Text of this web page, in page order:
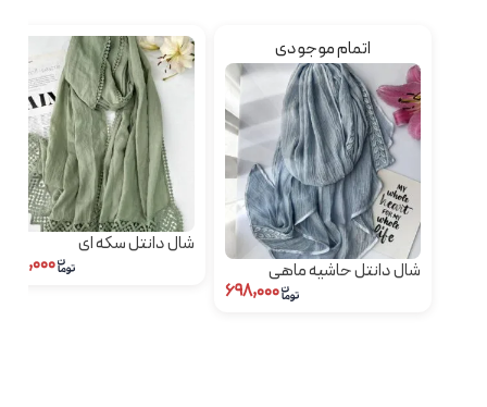
اتمام موجودی
شال دانتل حاشیه ماهی
شال دانتل سکه ای